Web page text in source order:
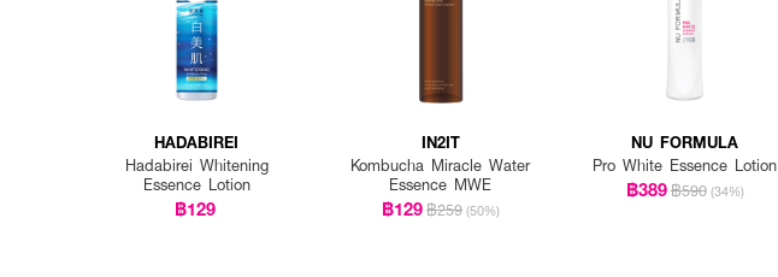
HADABIREI
Hadabirei Whitening
Essence Lotion
฿129
IN2IT
Kombucha Miracle Water
Essence MWE
฿129฿259 (50%)
NU FORMULA
Pro White Essence Lotion
฿389฿590 (34%)